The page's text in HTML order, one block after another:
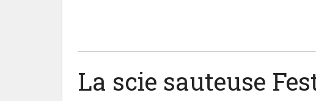
La scie sauteuse